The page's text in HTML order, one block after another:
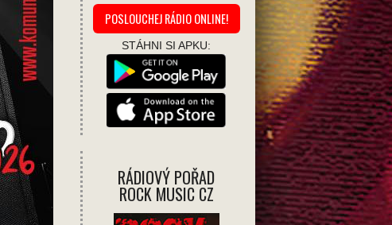
POSLOUCHEJ RÁDIO ONLINE!
STÁHNI SI APKU:
RÁDIOVÝ POŘAD
ROCK MUSIC CZ